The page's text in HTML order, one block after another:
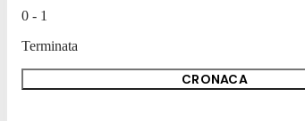
0 - 1
Terminata
CRONACA